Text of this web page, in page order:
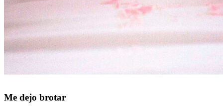
Me
Me dejo brotar